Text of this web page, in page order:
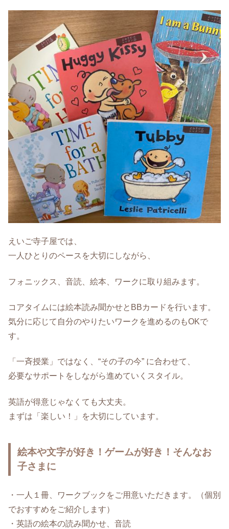
えいご寺子屋では、
一人ひとりのペースを大切にしながら、
フォニックス、音読、絵本、ワークに取り組みます。
コアタイムには絵本読み聞かせとBBカードを行います。
気分に応じて自分のやりたいワークを進めるのもOKで
す。
「一斉授業」ではなく、“その子の今” に合わせて、
必要なサポートをしながら進めていくスタイル。
英語が得意じゃなくても大丈夫。
まずは「楽しい！」を大切にしています。
絵本や文字が好き！ゲームが好き！そんなお
子さまに
・一人１冊、ワークブックをご用意いただきます。（個別
でおすすめをご紹介します）
・英語の絵本の読み聞かせ、音読